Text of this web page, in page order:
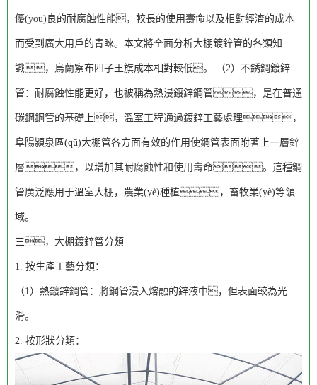
優(yōu)良的耐腐蝕性能，較長的使用壽命以及相對經濟的成本
而受到廣大用戶的青睞。本文將全面分析大棚鍍鋅管的各類知
識，烏蘭察布四子王旗成本相對較低。 （2）不銹鋼鍍鋅
管：耐腐蝕性能更好，也被稱為熱浸鍍鋅鋼管，是在普通
碳鋼鋼管的基礎上，溫室工程通過鍍鋅工藝處理，
阜陽潁泉區(qū)大棚管各方面有效的作用使鋼管表面附著上一層鋅
層，以增加其耐腐蝕性和使用壽命。這種鋼
管廣泛應用于溫室大棚，農業(yè)種植，畜牧業(yè)等領
域。
三，大棚鍍鋅管分類
1. 按生產工藝分類：
（1）熱鍍鋅鋼管：將鋼管浸入熔融的鋅液中，但表面較為光
滑。
2. 按形狀分類：